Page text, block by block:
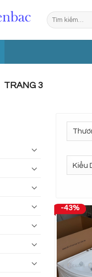
Tìm
kiếm:
TRANG 3
-43%